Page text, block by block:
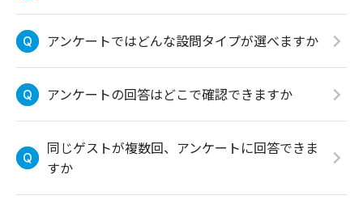
アンケートではどんな設問タイプが選べますか
アンケートの回答はどこで確認できますか
同じゲストが複数回、アンケートに回答できま
すか